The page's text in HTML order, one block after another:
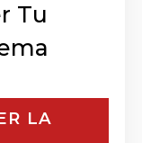
Tu
LA